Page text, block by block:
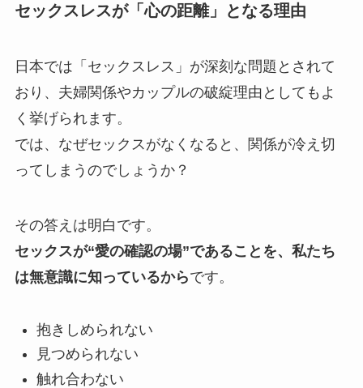
セックスレスが「心の距離」となる理由
日本では「セックスレス」が深刻な問題とされて
おり、夫婦関係やカップルの破綻理由としてもよ
く挙げられます。
では、なぜセックスがなくなると、関係が冷え切
ってしまうのでしょうか？
その答えは明白です。
セックスが“愛の確認の場”であることを、私たち
は無意識に知っているからです。
抱きしめられない
見つめられない
触れ合わない